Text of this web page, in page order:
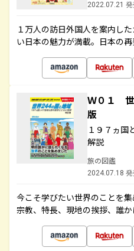
2022.07.21
１万人の訪日外国人を案内し
い日本の魅力が満載。日本の再
Ｗ０１
版
１９７ヵ国
解説
旅の図鑑
2024.07.18
今こそ学びたい世界のことを
宗教、特長、現地の挨拶、誰か